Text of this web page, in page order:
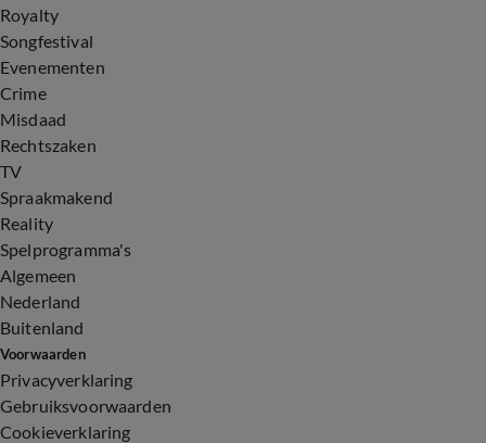
Royalty
Songfestival
Evenementen
Crime
Misdaad
Rechtszaken
TV
Spraakmakend
Reality
Spelprogramma's
Algemeen
Nederland
Buitenland
Voorwaarden
Privacyverklaring
Gebruiksvoorwaarden
Cookieverklaring